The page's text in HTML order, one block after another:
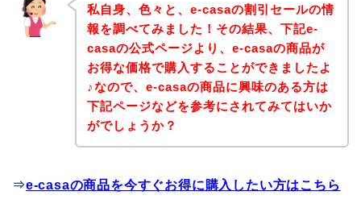
私自身、色々と、e-casaの割引セールの情
報を調べてみました！その結果、下記e-
casaの公式ページより、e-casaの商品が
お得な価格で購入することができましたよ
♪なので、e-casaの商品に興味のある方は
下記ページなどを参考にされてみてはいか
がでしょうか？
⇒e-casaの商品を今すぐお得に購入したい方はこちら